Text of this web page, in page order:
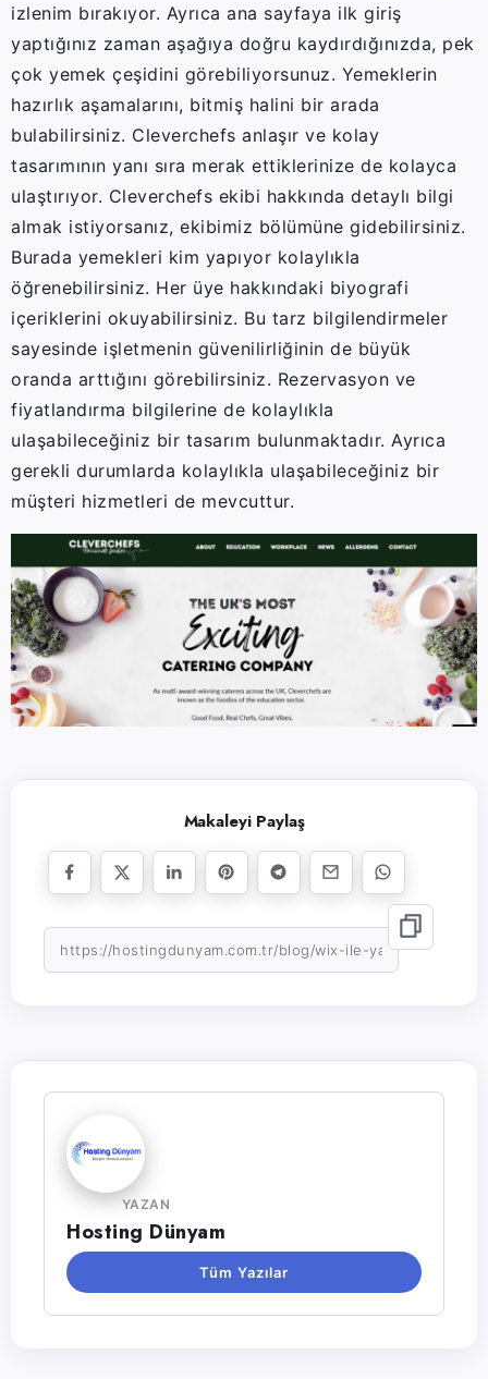
izlenim bırakıyor. Ayrıca ana sayfaya ilk giriş
yaptığınız zaman aşağıya doğru kaydırdığınızda, pek
çok yemek çeşidini görebiliyorsunuz. Yemeklerin
hazırlık aşamalarını, bitmiş halini bir arada
bulabilirsiniz. Cleverchefs anlaşır ve kolay
tasarımının yanı sıra merak ettiklerinize de kolayca
ulaştırıyor. Cleverchefs ekibi hakkında detaylı bilgi
almak istiyorsanız, ekibimiz bölümüne gidebilirsiniz.
Burada yemekleri kim yapıyor kolaylıkla
öğrenebilirsiniz. Her üye hakkındaki biyografi
içeriklerini okuyabilirsiniz. Bu tarz bilgilendirmeler
sayesinde işletmenin güvenilirliğinin de büyük
oranda arttığını görebilirsiniz. Rezervasyon ve
fiyatlandırma bilgilerine de kolaylıkla
ulaşabileceğiniz bir tasarım bulunmaktadır. Ayrıca
gerekli durumlarda kolaylıkla ulaşabileceğiniz bir
müşteri hizmetleri de mevcuttur.
Makaleyi Paylaş
YAZAN
Hosting Dünyam
Tüm Yazılar